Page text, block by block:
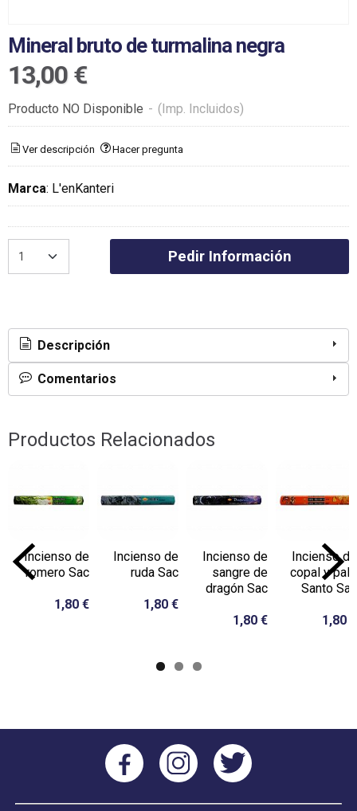
Mineral bruto de turmalina negra
13,00 €
Producto NO Disponible - (Imp. Incluidos)
Ver descripción Hacer pregunta
Marca: L'enKanteri
Pedir Información
Descripción
Comentarios
Productos Relacionados
Incienso de
romero Sac
1,80 €
Incienso de
ruda Sac
1,80 €
Incienso de
sangre de
dragón Sac
1,80 €
Incienso de
copal y palo
Santo Sac
1,80 €